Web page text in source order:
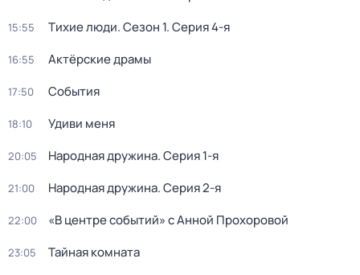
15:55 Тихие люди. Сезон 1. Серия 4-я
16:55 Актёрские драмы
17:50 События
18:10 Удиви меня
20:05 Народная дружина. Серия 1-я
21:00 Народная дружина. Серия 2-я
22:00 «В центре событий» с Анной Прохоровой
23:05 Тайная комната